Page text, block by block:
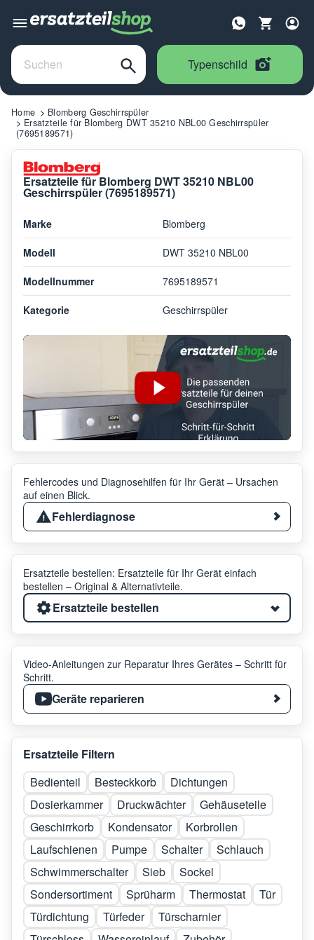
Typenschild
Home
Blomberg Geschirrspüler
Ersatzteile für Blomberg DWT 35210 NBL00 Geschirrspüler
(7695189571)
Ersatzteile für Blomberg DWT 35210 NBL00
Geschirrspüler (7695189571)
Marke Blomberg
Modell DWT 35210 NBL00
Modellnummer 7695189571
Kategorie Geschirrspüler
Fehlercodes und Diagnosehilfen für Ihr Gerät – Ursachen
auf einen Blick.
Fehlerdiagnose
Ersatzteile bestellen: Ersatzteile für Ihr Gerät einfach
bestellen – Original & Alternativteile.
Ersatzteile bestellen
Video-Anleitungen zur Reparatur Ihres Gerätes – Schritt für
Schritt.
Geräte reparieren
Ersatzteile Filtern
Bedienteil
Besteckkorb
Dichtungen
Dosierkammer
Druckwächter
Gehäuseteile
Geschirrkorb
Kondensator
Korbrollen
Laufschienen
Pumpe Schalter
Schlauch
Schwimmerschalter
Sieb
Sockel
Sondersortiment
Sprüharm Thermostat
Tür
Türdichtung
Türfeder
Türscharnier